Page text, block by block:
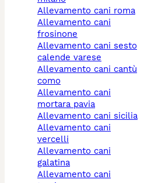
allevamento cani roma
allevamento cani
frosinone
allevamento cani sesto
calende varese
allevamento cani cantù
como
allevamento cani
mortara pavia
allevamento cani sicilia
allevamento cani
vercelli
allevamento cani
galatina
allevamento cani